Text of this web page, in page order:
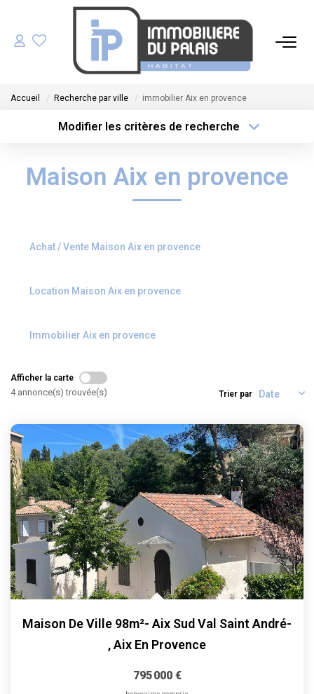
ACHETER
ESTIMER
Accueil Recherche par ville immobilier Aix en provence
Modifier les critères de recherche
Sélectionnez...
Type de bien
Surface min
Maison Aix en provence
Achat / Vente Maison Aix en provence
Location Maison Aix en provence
Immobilier Aix en provence
Afficher la carte
4 annonce(s) trouvée(s) Trier par
Maison De Ville 98m²- Aix Sud Val Saint André-
,Aix En Provence
795 000 €